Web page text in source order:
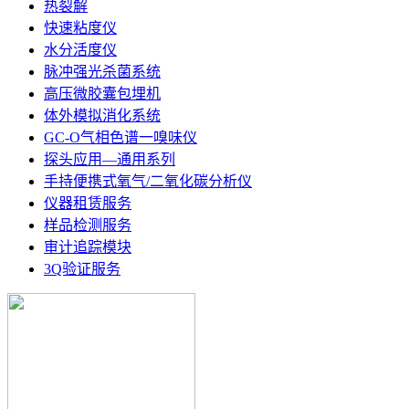
热裂解
快速粘度仪
水分活度仪
脉冲强光杀菌系统
高压微胶囊包埋机
体外模拟消化系统
GC-O气相色谱一嗅味仪
探头应用—通用系列
手持便携式氧气/二氧化碳分析仪
仪器租赁服务
样品检测服务
审计追踪模块
3Q验证服务